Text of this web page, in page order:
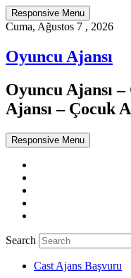
Responsive Menu
Cuma, Ağustos 7 , 2026
Oyuncu Ajansı
Oyuncu Ajansı
Ajansı – Çocuk
Responsive Menu
Search
Cast Ajans Başvuru